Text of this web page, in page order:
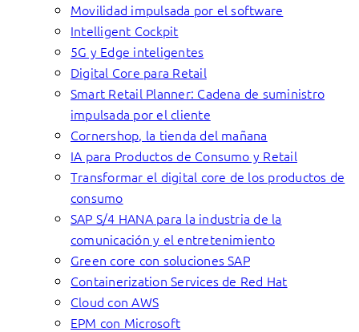
Movilidad impulsada por el software
Intelligent Cockpit
5G y Edge inteligentes
Digital Core para Retail
Smart Retail Planner: Cadena de suministro
impulsada por el cliente
Cornershop, la tienda del mañana
IA para Productos de Consumo y Retail
Transformar el digital core de los productos de
consumo
SAP S/4 HANA para la industria de la
comunicación y el entretenimiento
Green core con soluciones SAP
Containerization Services de Red Hat
Cloud con AWS
EPM con Microsoft